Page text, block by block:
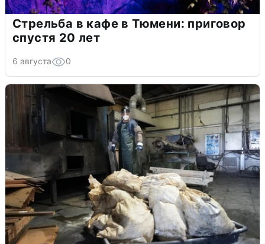
Стрельба в кафе в Тюмени: приговор
спустя 20 лет
6 августа 0